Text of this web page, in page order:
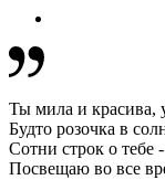
Ты мила и красива,
Будто розочка в
Сотни строк о тебе
Посвещаю во все